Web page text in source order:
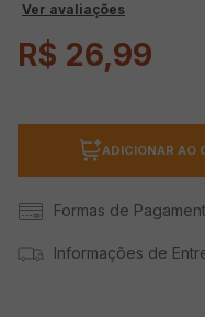
Ver avaliações
R$ 26,99
ADICIONAR AO
Formas de
Informações de